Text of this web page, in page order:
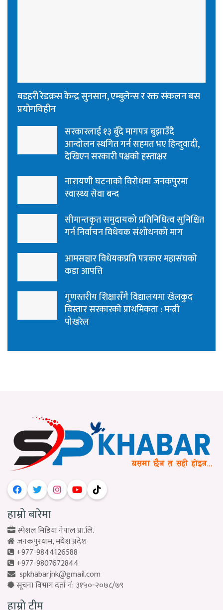
बडहरी रेडक्रस केन्द्र सुनसान, एम्बुलेन्स र रक्त संकलन बस
प्रयोगविहीन
सरकारलाई १३ बुँदे मागपत्र बुझाउँदै
आन्दोलन स्थगित गर्न सहमत भए हिन्दुवादी,
देखिएन सरकारी पक्षको हस्ताक्षर
नारायणी घटनाको विरोधमा जनकपुरमा
स्वास्थ्य सेवा बन्द
सीमान्तकृत समुदायको प्रतिनिधित्व सुनिश्चित
गर्न निर्वाचन विधेयक संशोधनको माग
आमसञ्चार विधेयकप्रति पत्रकार महासंघको
कडा आपत्ति
गुणस्तरीय शिक्षासँगै विद्यालयमा खेलकुद
विस्तार सरकारको प्राथमिकता : मन्त्री
पोखरेल
हाम्रो बारेमा
स्पेशल मिडिया नेपाल प्रा.लि.
जनकपुरधाम, मधेश प्रदेश
+977-9844126588
+977-9807672844
spkhabarjnk@gmail.com
सूचना विभाग दर्ता नं: ३१५०-२०७८/७९
हाम्रो टीम